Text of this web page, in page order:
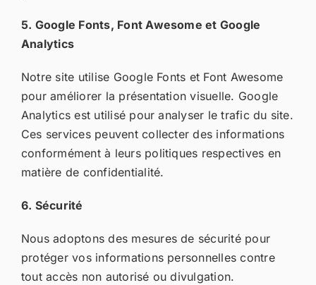
5. Google Fonts, Font Awesome et Google
Analytics
Notre site utilise Google Fonts et Font Awesome
pour améliorer la présentation visuelle. Google
Analytics est utilisé pour analyser le trafic du site.
Ces services peuvent collecter des informations
conformément à leurs politiques respectives en
matière de confidentialité.
6. Sécurité
Nous adoptons des mesures de sécurité pour
protéger vos informations personnelles contre
tout accès non autorisé ou divulgation.